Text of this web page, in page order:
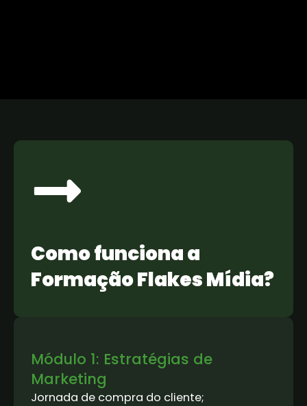
Como funciona a
Formação Flakes Mídia?
Módulo 1: Estratégias de
Marketing
Jornada de compra do cliente;